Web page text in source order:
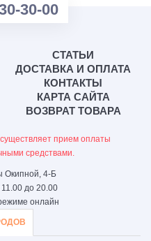
30-00
СТАТЬИ
ДОСТАВКА И ОПЛАТА
КОНТАКТЫ
КАРТА САЙТА
ВОЗВРАТ ТОВАРА
прием оплаты
средствами.
Окипной, 4-Б
до 20.00
онлайн